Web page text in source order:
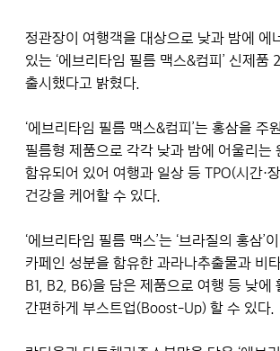
정관장이 여행객을 대상으로 낮과 밤에 에
있는 ‘에브리타임 필름 맥스&컴피’ 신제품
출시했다고 밝혔다.
‘에브리타임 필름 맥스&컴피’는 홍삼을 주
필름형 제품으로 각각 낮과 밤에 어울리는
함유되어 있어 여행과 일상 등 TPO(시간·
건강을 케어할 수 있다.
‘에브리타임 필름 맥스’는 ‘브라질의 홍삼’
카페인 성분을 함유한 과라나추출물과 비
B1, B2, B6)을 담은 제품으로 여행 등 낮에
간편하게 부스트업(Boost-Up) 할 수 있다.